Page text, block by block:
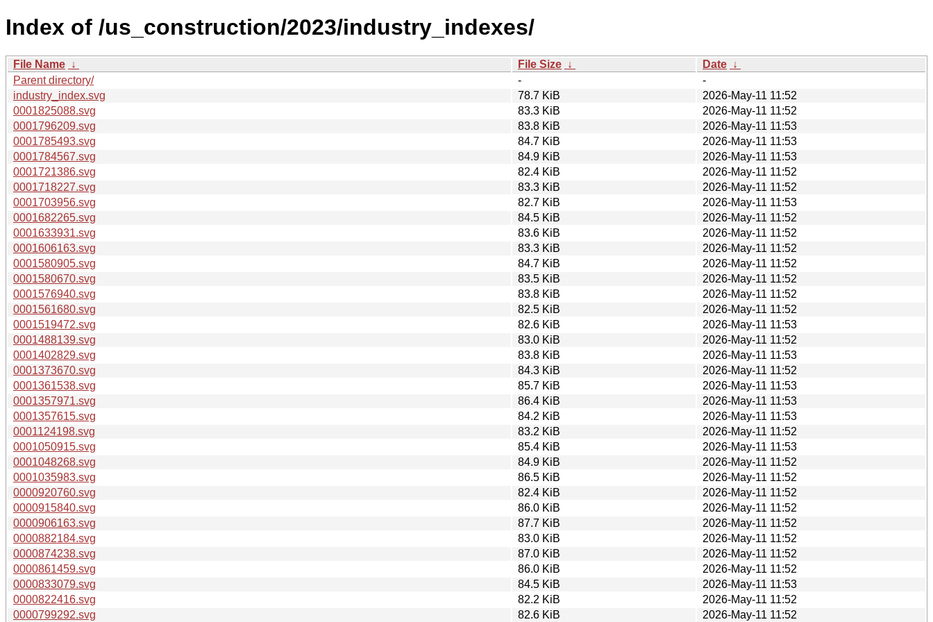
Index of /us_construction/2023/industry_indexes/
File Name ↓ File Size ↓ Date ↓
Parent directory/
-
-
industry_index.svg
78.7 KiB
2026-May-11 11:52
0001825088.svg
83.3 KiB
2026-May-11 11:52
0001796209.svg
83.8 KiB
2026-May-11 11:53
0001785493.svg
84.7 KiB
2026-May-11 11:53
0001784567.svg
84.9 KiB
2026-May-11 11:53
0001721386.svg
82.4 KiB
2026-May-11 11:52
0001718227.svg
83.3 KiB
2026-May-11 11:52
0001703956.svg
82.7 KiB
2026-May-11 11:53
0001682265.svg
84.5 KiB
2026-May-11 11:52
0001633931.svg
83.6 KiB
2026-May-11 11:52
0001606163.svg
83.3 KiB
2026-May-11 11:52
0001580905.svg
84.7 KiB
2026-May-11 11:52
0001580670.svg
83.5 KiB
2026-May-11 11:52
0001576940.svg
83.8 KiB
2026-May-11 11:52
0001561680.svg
82.5 KiB
2026-May-11 11:52
0001519472.svg
82.6 KiB
2026-May-11 11:53
0001488139.svg
83.0 KiB
2026-May-11 11:52
0001402829.svg
83.8 KiB
2026-May-11 11:53
0001373670.svg
84.3 KiB
2026-May-11 11:52
0001361538.svg
85.7 KiB
2026-May-11 11:53
0001357971.svg
86.4 KiB
2026-May-11 11:53
0001357615.svg
84.2 KiB
2026-May-11 11:53
0001124198.svg
83.2 KiB
2026-May-11 11:52
0001050915.svg
85.4 KiB
2026-May-11 11:53
0001048268.svg
84.9 KiB
2026-May-11 11:52
0001035983.svg
86.5 KiB
2026-May-11 11:52
0000920760.svg
82.4 KiB
2026-May-11 11:52
0000915840.svg
86.0 KiB
2026-May-11 11:52
0000906163.svg
87.7 KiB
2026-May-11 11:52
0000882184.svg
83.0 KiB
2026-May-11 11:52
0000874238.svg
87.0 KiB
2026-May-11 11:52
0000861459.svg
86.0 KiB
2026-May-11 11:52
0000833079.svg
84.5 KiB
2026-May-11 11:53
0000822416.svg
82.2 KiB
2026-May-11 11:52
0000799292.svg
82.6 KiB 2026-May-11 11:52